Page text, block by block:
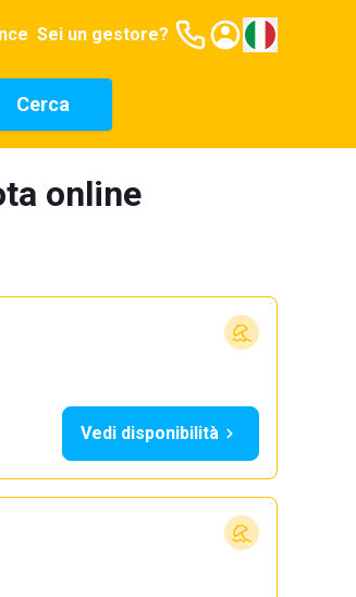
Sei un gestore?
Cerca
online
Vedi disponibilità